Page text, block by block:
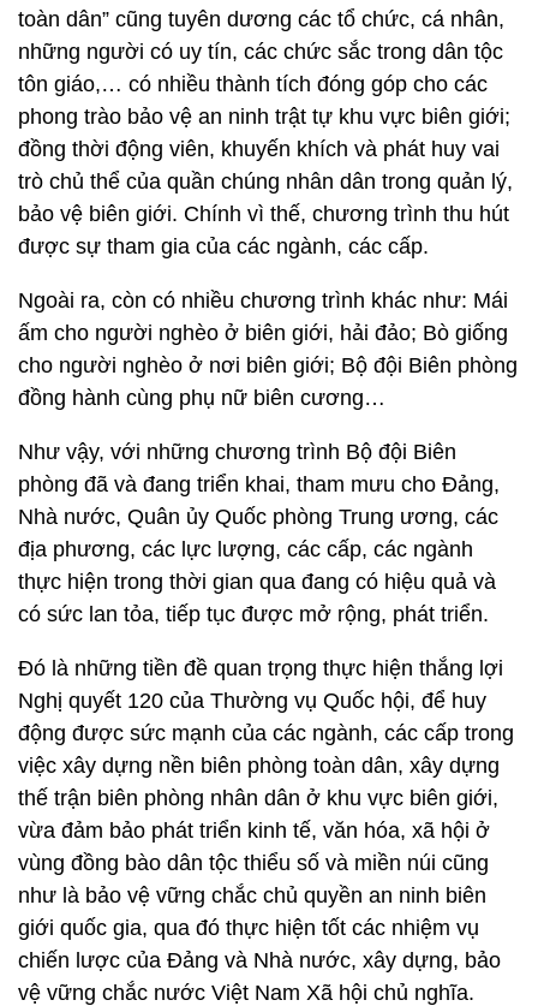
toàn dân” cũng tuyên dương các tổ chức, cá nhân,
những người có uy tín, các chức sắc trong dân tộc
tôn giáo,… có nhiều thành tích đóng góp cho các
phong trào bảo vệ an ninh trật tự khu vực biên giới;
đồng thời động viên, khuyến khích và phát huy vai
trò chủ thể của quần chúng nhân dân trong quản lý,
bảo vệ biên giới. Chính vì thế, chương trình thu hút
được sự tham gia của các ngành, các cấp.
Ngoài ra, còn có nhiều chương trình khác như: Mái
ấm cho người nghèo ở biên giới, hải đảo; Bò giống
cho người nghèo ở nơi biên giới; Bộ đội Biên phòng
đồng hành cùng phụ nữ biên cương…
Như vậy, với những chương trình Bộ đội Biên
phòng đã và đang triển khai, tham mưu cho Đảng,
Nhà nước, Quân ủy Quốc phòng Trung ương, các
địa phương, các lực lượng, các cấp, các ngành
thực hiện trong thời gian qua đang có hiệu quả và
có sức lan tỏa, tiếp tục được mở rộng, phát triển.
Đó là những tiền đề quan trọng thực hiện thắng lợi
Nghị quyết 120 của Thường vụ Quốc hội, để huy
động được sức mạnh của các ngành, các cấp trong
việc xây dựng nền biên phòng toàn dân, xây dựng
thế trận biên phòng nhân dân ở khu vực biên giới,
vừa đảm bảo phát triển kinh tế, văn hóa, xã hội ở
vùng đồng bào dân tộc thiểu số và miền núi cũng
như là bảo vệ vững chắc chủ quyền an ninh biên
giới quốc gia, qua đó thực hiện tốt các nhiệm vụ
chiến lược của Đảng và Nhà nước, xây dựng, bảo
vệ vững chắc nước Việt Nam Xã hội chủ nghĩa.